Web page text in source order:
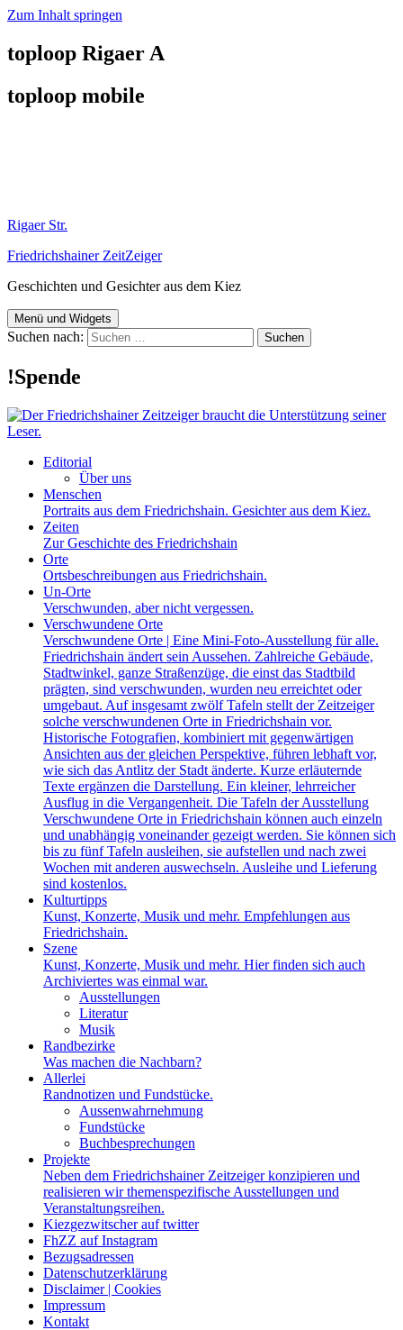
Zum Inhalt springen
toploop Rigaer A
toploop mobile
Rigaer Str.
Friedrichshainer ZeitZeiger
Geschichten und Gesichter aus dem Kiez
Menü und Widgets
Suchen nach:
!Spende
Editorial
Über uns
Menschen
Portraits aus dem Friedrichshain. Gesichter aus dem Kiez.
Zeiten
Zur Geschichte des Friedrichshain
Orte
Ortsbeschreibungen aus Friedrichshain.
Un-Orte
Verschwunden, aber nicht vergessen.
Verschwundene Orte
Verschwundene Orte | Eine Mini-Foto-Ausstellung für alle.
Friedrichshain ändert sein Aussehen. Zahlreiche Gebäude,
Stadtwinkel, ganze Straßenzüge, die einst das Stadtbild
prägten, sind verschwunden, wurden neu erreichtet oder
umgebaut. Auf insgesamt zwölf Tafeln stellt der Zeitzeiger
solche verschwundenen Orte in Friedrichshain vor.
Historische Fotografien, kombiniert mit gegenwärtigen
Ansichten aus der gleichen Perspektive, führen lebhaft vor,
wie sich das Antlitz der Stadt änderte. Kurze erläuternde
Texte ergänzen die Darstellung. Ein kleiner, lehrreicher
Ausflug in die Vergangenheit. Die Tafeln der Ausstellung
Verschwundene Orte in Friedrichshain können auch einzeln
und unabhängig voneinander gezeigt werden. Sie können sich
bis zu fünf Tafeln ausleihen, sie aufstellen und nach zwei
Wochen mit anderen auswechseln. Ausleihe und Lieferung
sind kostenlos.
Kulturtipps
Kunst, Konzerte, Musik und mehr. Empfehlungen aus
Friedrichshain.
Szene
Kunst, Konzerte, Musik und mehr. Hier finden sich auch
Archiviertes was einmal war.
Ausstellungen
Literatur
Musik
Randbezirke
Was machen die Nachbarn?
Allerlei
Randnotizen und Fundstücke.
Aussenwahrnehmung
Fundstücke
Buchbesprechungen
Projekte
Neben dem Friedrichshainer Zeitzeiger konzipieren und
realisieren wir themenspezifische Ausstellungen und
Veranstaltungsreihen.
Kiezgezwitscher auf twitter
FhZZ auf Instagram
Bezugsadressen
Datenschutzerklärung
Disclaimer | Cookies
Impressum
Kontakt